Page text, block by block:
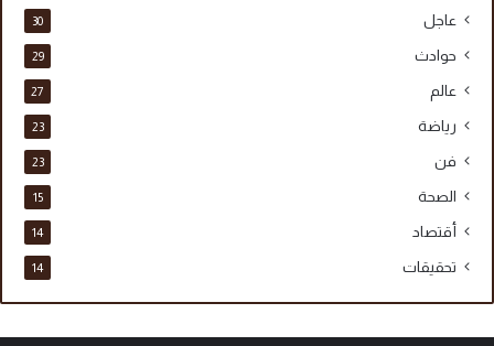
عاجل 30
حوادث 29
عالم 27
رياضة 23
فن 23
الصحة 15
أقتصاد 14
تحقيقات 14